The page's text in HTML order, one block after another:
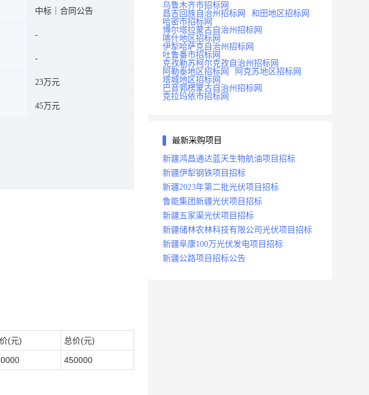
中标｜合同公告
23万元
45万元
(元) 总价(元)
450000
乌鲁木齐市招标网
昌吉回族自治州招标网
和田地区招标网
哈密市招标网
博尔塔拉蒙古自治州招标网
喀什地区招标网
伊犁哈萨克自治州招标网
吐鲁番市招标网
克孜勒苏柯尔克孜自治州招标网
阿勒泰地区招标网
阿克苏地区招标网
塔城地区招标网
巴音郭楞蒙古自治州招标网
克拉玛依市招标网
最新采购项目
新疆鸿昌通达蓝天生物航油项目招标
新疆伊犁钢铁项目招标
新疆2023年第二批光伏项目招标
鲁能集团新疆光伏项目招标
新疆五家渠光伏项目招标
新疆储林农林科技有限公司光伏项目招标
新疆阜康100万光伏发电项目招标
新疆公路项目招标公告